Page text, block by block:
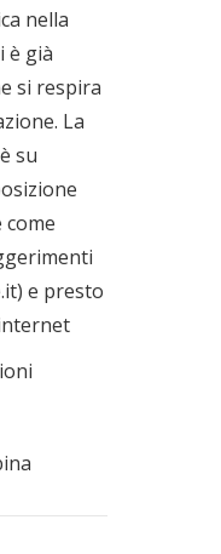
nella
è già
si respira
La
su
come
e presto